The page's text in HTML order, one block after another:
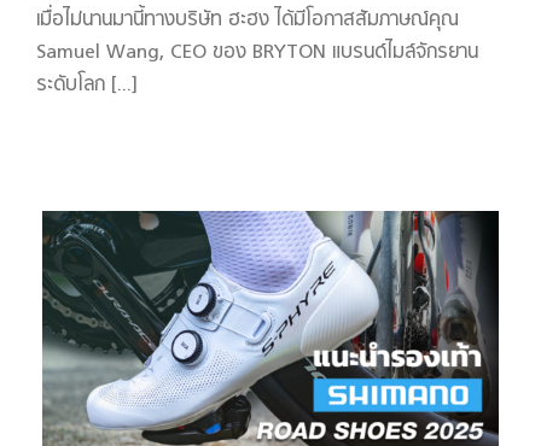
เมื่อไม่นานมานี้ทางบริษัท ฮะฮง ได้มีโอกาสสัมภาษณ์คุณ
Samuel Wang, CEO ของ BRYTON แบรนด์ไมล์จักรยาน
ระดับโลก [...]